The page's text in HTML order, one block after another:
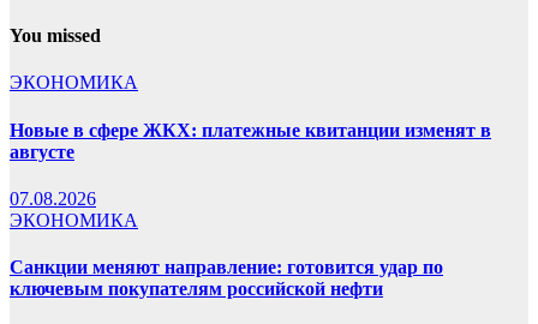
You missed
ЭКОНОМИКА
Новые в сфере ЖКХ: платежные квитанции изменят в
августе
07.08.2026
ЭКОНОМИКА
Санкции меняют направление: готовится удар по
ключевым покупателям российской нефти